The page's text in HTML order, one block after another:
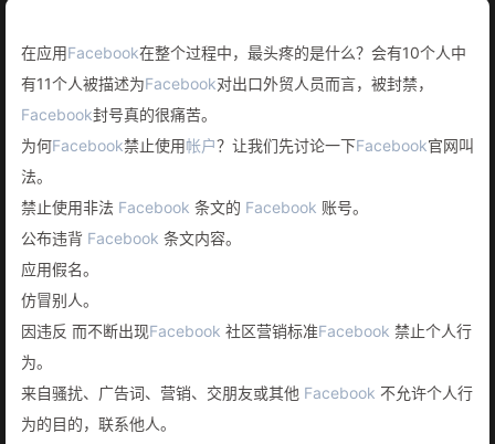
在应用Facebook在整个过程中，最头疼的是什么？会有10个人中
有11个人被描述为Facebook对出口外贸人员而言，被封禁，
Facebook封号真的很痛苦。
为何Facebook禁止使用帐户？让我们先讨论一下Facebook官网叫
法。
禁止使用非法 Facebook 条文的 Facebook 账号。
公布违背 Facebook 条文内容。
应用假名。
仿冒别人。
因违反 而不断出现Facebook 社区营销标准Facebook 禁止个人行
为。
来自骚扰、广告词、营销、交朋友或其他 Facebook 不允许个人行
为的目的，联系他人。